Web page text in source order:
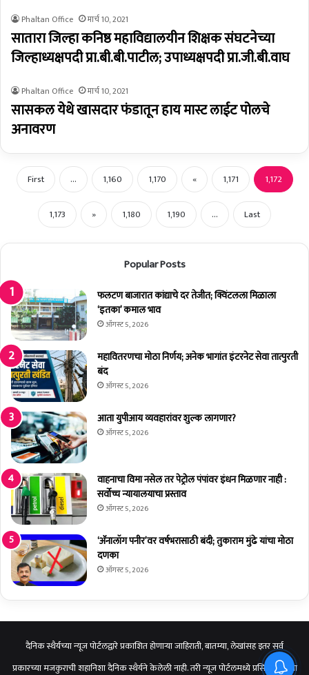
Phaltan Office मार्च 10, 2021
सातारा जिल्हा कनिष्ठ महाविद्यालयीन शिक्षक संघटनेच्या
जिल्हाध्यक्षपदी प्रा.बी.बी.पाटील; उपाध्यक्षपदी प्रा.जी.बी.वाघ
Phaltan Office मार्च 10, 2021
सासकल येथे खासदार फंडातून हाय मास्ट लाईट पोलचे
अनावरण
First ... 1,160 1,170 « 1,171 1,172
1,173 » 1,180 1,190 ... Last
Popular Posts
फलटण बाजारात कांद्याचे दर तेजीत; क्विंटलला मिळाला
‘इतका’ कमाल भाव
ऑगस्ट 5, 2026
महावितरणचा मोठा निर्णय; अनेक भागांत इंटरनेट सेवा तात्पुरती
बंद
ऑगस्ट 5, 2026
आता युपीआय व्यवहारांवर शुल्क लागणार?
ऑगस्ट 5, 2026
वाहनाचा विमा नसेल तर पेट्रोल पंपांवर इंधन मिळणार नाही :
सर्वोच्च न्यायालयाचा प्रस्ताव
ऑगस्ट 5, 2026
‘अ‍ॅनालॉग पनीर’वर वर्षभरासाठी बंदी; तुकाराम मुंढे यांचा मोठा
दणका
ऑगस्ट 5, 2026
दैनिक स्थैर्यच्या न्यूज पोर्टलद्वारे प्रकाशित होणाऱ्या जाहिराती, बातम्या, लेखांसह इतर सर्व
प्रकारच्या मजकुराची शहानिशा दैनिक स्थैर्यने केलेली नाही. तरी न्यूज पोर्टलमध्ये प्रसिद्ध होणाऱ्या